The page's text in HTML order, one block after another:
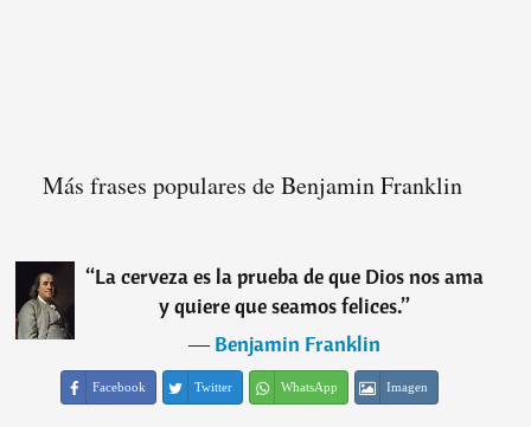
Más frases populares de Benjamin Franklin
“La cerveza es la prueba de que Dios nos ama
y quiere que seamos felices.”
―Benjamin Franklin
Facebook Twitter WhatsApp Imagen